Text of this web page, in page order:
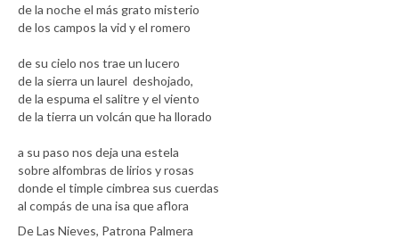
de la noche el más grato misterio
de los campos la vid y el romero
de su cielo nos trae un lucero
de la sierra un laurel deshojado,
de la espuma el salitre y el viento
de la tierra un volcán que ha llorado
a su paso nos deja una estela
sobre alfombras de lirios y rosas
donde el timple cimbrea sus cuerdas
al compás de una isa que aflora
De Las Nieves, Patrona Palmera